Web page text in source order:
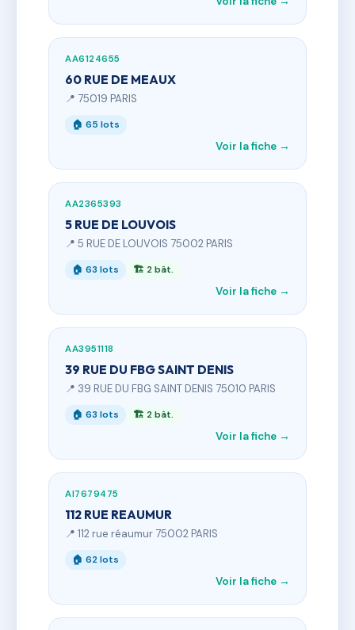
AA6124655
60 RUE DE MEAUX
📍 75019 PARIS
🏠 65 lots
Voir la fiche →
AA2365393
5 RUE DE LOUVOIS
📍 5 RUE DE LOUVOIS 75002 PARIS
🏠 63 lots 🏗 2 bât.
Voir la fiche →
AA3951118
39 RUE DU FBG SAINT DENIS
📍 39 RUE DU FBG SAINT DENIS 75010 PARIS
🏠 63 lots 🏗 2 bât.
Voir la fiche →
AI7679475
112 RUE REAUMUR
📍 112 rue réaumur 75002 PARIS
🏠 62 lots
Voir la fiche →